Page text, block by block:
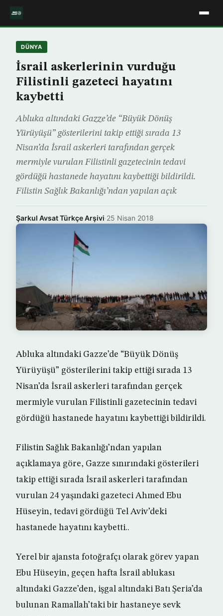
DÜNYA
İsrail askerlerinin vurduğu
Filistinli gazeteci hayatını
kaybetti
Abluka altındaki Gazze’de “Büyük Dönüş
Yürüyüşü” gösterilerini takip ettiği sırada 13
Nisan’da İsrail askerleri tarafından gerçek
mermiyle vurulan Filistinli gazetecinin tedavi
gördüğü hastanede hayatını kaybettiği bildirildi.
Filistin Sağlık Bakanlığı’ndan yapılan açık
Şarkul Avsat Türkçe Arşivi·25 Nisan 2018
Abluka altındaki Gazze’de “Büyük Dönüş
Yürüyüşü” gösterilerini takip ettiği sırada 13
Nisan’da İsrail askerleri tarafından gerçek
mermiyle vurulan Filistinli gazetecinin tedavi
gördüğü hastanede hayatını kaybettiği bildirildi.
Filistin Sağlık Bakanlığı’ndan yapılan
açıklamaya göre, Gazze sınırındaki gösterileri
takip ettiği sırada İsrail askerleri tarafından
vurulan 24 yaşındaki gazeteci Ahmed Ebu
Hüseyin, tedavi gördüğü Tel Aviv’deki
hastanede hayatını kaybetti..
Yerel bir ajansta fotoğrafçı olarak görev yapan
Ebu Hüseyin, geçen hafta İsrail ablukası
altındaki Gazze’den, işgal altındaki Batı Şeria’da
bulunan Ramallah’taki bir hastaneye sevk